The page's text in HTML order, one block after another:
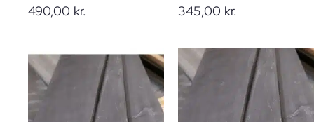
490,00 kr.
345,00 kr.